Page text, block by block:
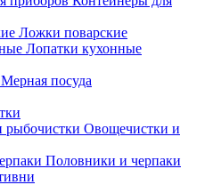
Ложки поварские
Лопатки кухонные
Мерная посуда
Овощечистки и
Половники и черпаки